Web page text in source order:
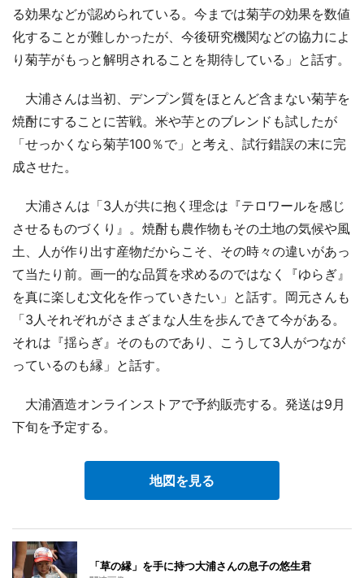
る効果などが認められている。今までは菊芋の効果を数値
化することが難しかったが、今後研究機関などの協力によ
り菊芋がもっと解明されることを期待している」と話す。
大浦さんは当初、デンプン質をほとんど含まない菊芋を
焼酎にすることに苦戦。米や芋とのブレンドも試したが
「せっかくなら菊芋100％で」と考え、試行錯誤の末に完
成させた。
大浦さんは「3人が共に抱く理念は『テロワールを感じ
させるものづくり』。焼酎も農作物もその土地の気候や風
土、人が作り出す産物だからこそ、その時々の違いがあっ
て当たり前。画一的な品質を求めるのではなく『ゆらぎ』
を真に楽しむ文化を作っていきたい」と話す。岡元さんも
「3人それぞれがさまざまな人生を歩んできて今がある。
それは『揺らぎ』そのものであり、こうして3人がつなが
っているのも縁」と話す。
大浦酒造オンラインストアで予約販売する。発送は9月
下旬を予定する。
地図を見る
「草の縁」を手に持つ大浦さんの息子の悠生君